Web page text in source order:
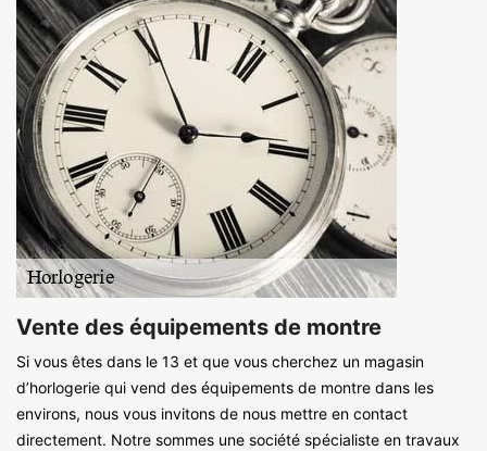
Vente des équipements de montre
Si vous êtes dans le 13 et que vous cherchez un magasin
d’horlogerie qui vend des équipements de montre dans les
environs, nous vous invitons de nous mettre en contact
directement. Notre sommes une société spécialiste en travaux